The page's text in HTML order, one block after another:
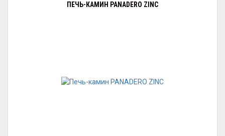
ПЕЧЬ-КАМИН PANADERO ZINC